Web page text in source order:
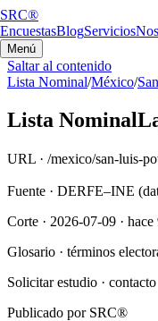
SRC®
EncuestasBlogServicios
Menú
Saltar al contenido
Lista Nominal/México/
Lista Nominal
URL · /mexico/san-luis-
Fuente · DERFE–INE
Corte · 2026-07-09 · hace
Glosario · términos
Solicitar estudio · contacto
Publicado por SRC®